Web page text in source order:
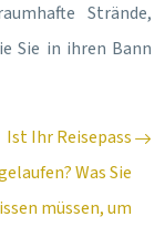
Strände,
Sie in ihren Bann
Ist Ihr Reisepass
Was Sie
müssen, um